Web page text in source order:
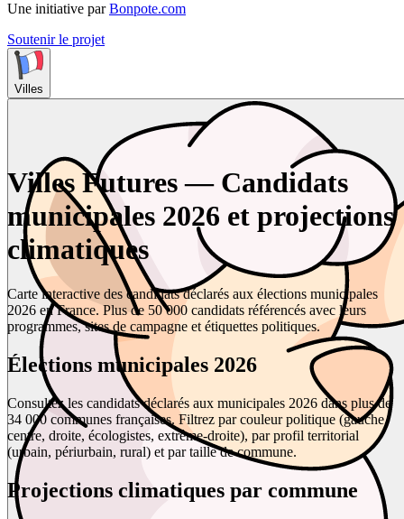
Une initiative par Bonpote.com
Soutenir le projet
Villes
Villes Futures — Candidats
municipales 2026 et projections
climatiques
Carte interactive des candidats déclarés aux élections municipales
2026 en France. Plus de 50 000 candidats référencés avec leurs
programmes, sites de campagne et étiquettes politiques.
Élections municipales 2026
Consultez les candidats déclarés aux municipales 2026 dans plus de
34 000 communes françaises. Filtrez par couleur politique (gauche,
centre, droite, écologistes, extrême-droite), par profil territorial
(urbain, périurbain, rural) et par taille de commune.
Projections climatiques par commune